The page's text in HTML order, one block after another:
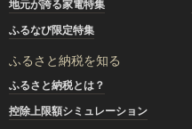
地元が誇る家電特集
ふるなび限定特集
ふるさと納税を知る
ふるさと納税とは？
控除上限額シミュレーション